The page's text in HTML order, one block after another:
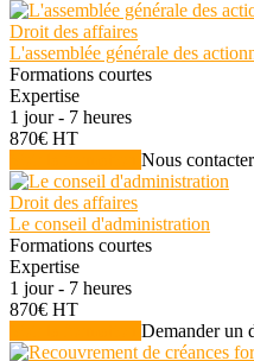
Droit des affaires
L'assemblée générale des
Formations courtes
Expertise
1 jour - 7 heures
870€ HT
Nous contacter
Droit des affaires
Le conseil d'administration
Formations courtes
Expertise
1 jour - 7 heures
870€ HT
Demander un